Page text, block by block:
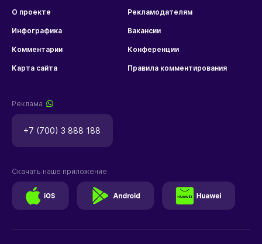
О проекте Рекламодателям
Инфографика Вакансии
Комментарии Конференции
Карта сайта Правила комментирования
Реклама
+7 (700) 3 888 188
Скачать наше приложение